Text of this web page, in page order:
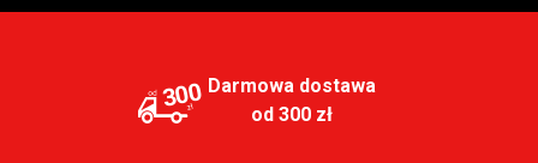
300 Darmowa dostawa
od 300 zł